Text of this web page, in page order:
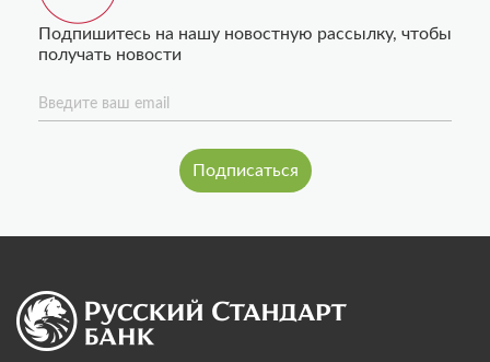
Подпишитесь на нашу новостную рассылку, чтобы
получать новости
Введите ваш email